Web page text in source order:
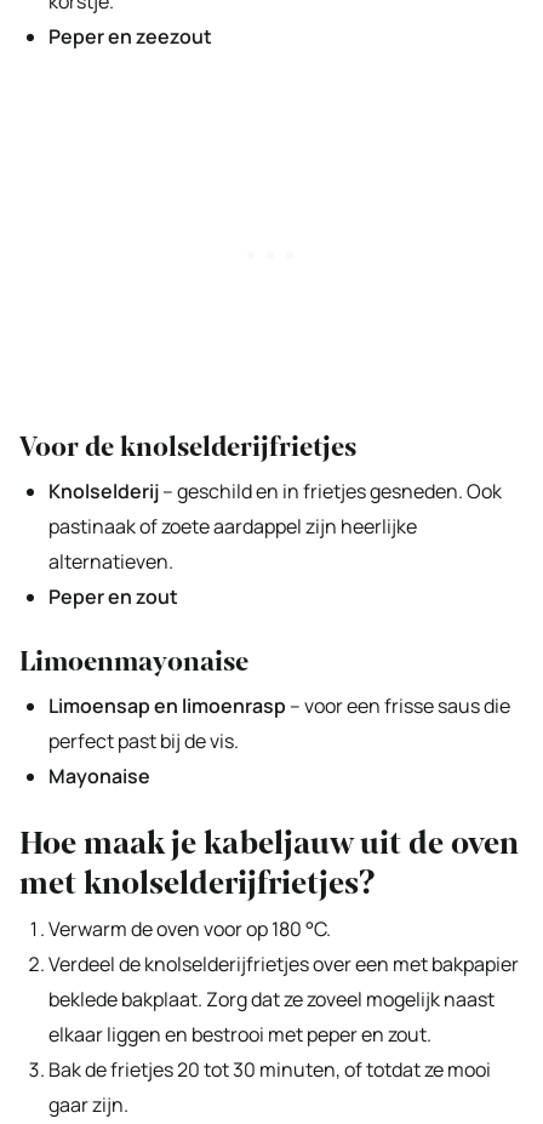
Peper en zeezout
Voor de knolselderijfrietjes
Knolselderij– geschild en in frietjes gesneden. Ook
pastinaak of zoete aardappel zijn heerlijke
alternatieven.
Peper en zout
Limoenmayonaise
Limoensap en limoenrasp – voor een frisse saus die
perfect past bij de vis.
Mayonaise
Hoe maak je kabeljauw uit de oven
met knolselderijfrietjes?
Verwarm de oven voor op 180 °C.
Verdeel de knolselderijfrietjes over een met bakpapier
beklede bakplaat. Zorg dat ze zoveel mogelijk naast
elkaar liggen en bestrooi met peper en zout.
Bak de frietjes 20 tot 30 minuten, of totdat ze mooi
gaar zijn.